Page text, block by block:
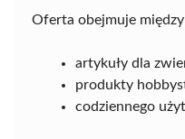
Oferta obejmuje
artykuły dla
produkty
codziennego